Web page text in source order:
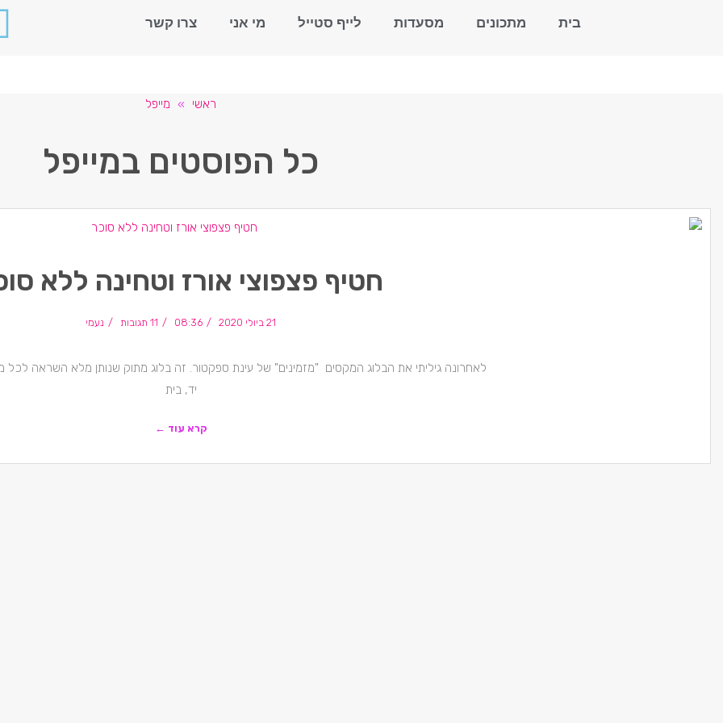
בית מתכונים מסעדות לייף סטייל מי אני צרו קשר
ראשי » מייפל
כל הפוסטים במייפל
חטיף פצפוצי אורז וטחינה ללא
21 ביולי 2020 08:36 11 תגובות נעמי
לאחרונה גיליתי את הבלוג המקסים "מזמינים" של עינת ספקטור. זה בלוג מתוק שנותן מלא השראה לכל
יד, בית
קרא עוד ←